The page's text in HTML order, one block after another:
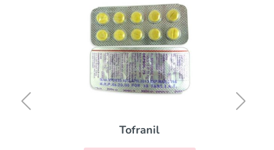
Tofranil